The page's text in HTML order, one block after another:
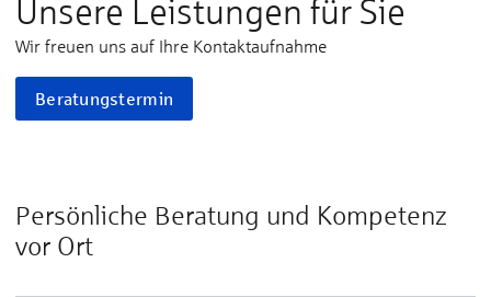
Unsere Leistungen für Sie
Wir freuen uns auf Ihre Kontaktaufnahme
Beratungstermin
Persönliche Beratung und Kompetenz
vor Ort